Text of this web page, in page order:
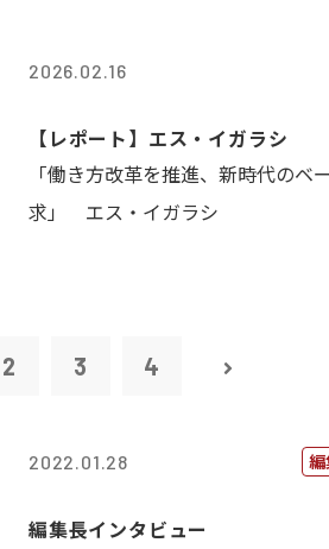
2026.02.16
【レポート】エス・イガラシ
「働き方改革を推進、新時代のベ
求」 エス・イガラシ
2 3 4
2022.01.28 編
編集長インタビュー